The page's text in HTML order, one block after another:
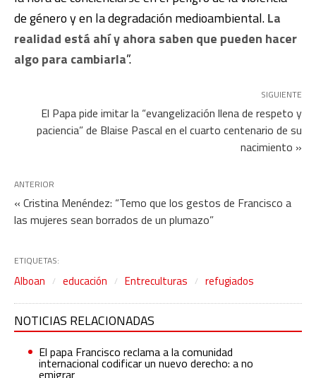
de género y en la degradación medioambiental.La
realidad está ahí y ahora saben que pueden hacer
algo para cambiarla”.
SIGUIENTE
El Papa pide imitar la “evangelización llena de respeto y
paciencia” de Blaise Pascal en el cuarto centenario de su
nacimiento »
ANTERIOR
« Cristina Menéndez: “Temo que los gestos de Francisco a
las mujeres sean borrados de un plumazo”
ETIQUETAS:
Alboan educación Entreculturas refugiados
NOTICIAS RELACIONADAS
El papa Francisco reclama a la comunidad
internacional codificar un nuevo derecho: a no
emigrar